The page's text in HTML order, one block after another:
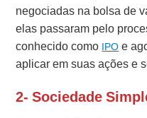
negociadas na bolsa de
elas passaram pelo
conhecido como IPO e
aplicar em suas ações e
2- Sociedade